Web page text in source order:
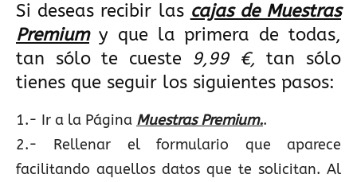
Si deseas recibir las cajas de Muestras
Premiumy que la primera de todas,
tan sólo te cueste 9,99 €, tan sólo
tienes que seguir los siguientes pasos:
1.- Ir a la Página Muestras Premium..
2.- Rellenar el formulario que aparece
facilitando aquellos datos que te solicitan. Al